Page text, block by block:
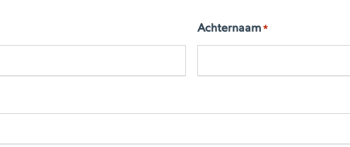
Achternaam *